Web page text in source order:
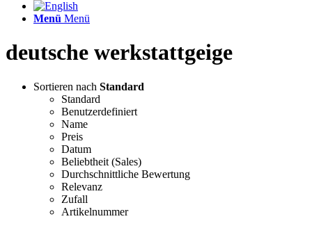
Menü Menü
deutsche werkstattgeige
Sortieren nach Standard
Standard
Benutzerdefiniert
Name
Preis
Datum
Beliebtheit (Sales)
Durchschnittliche Bewertung
Relevanz
Zufall
Artikelnummer